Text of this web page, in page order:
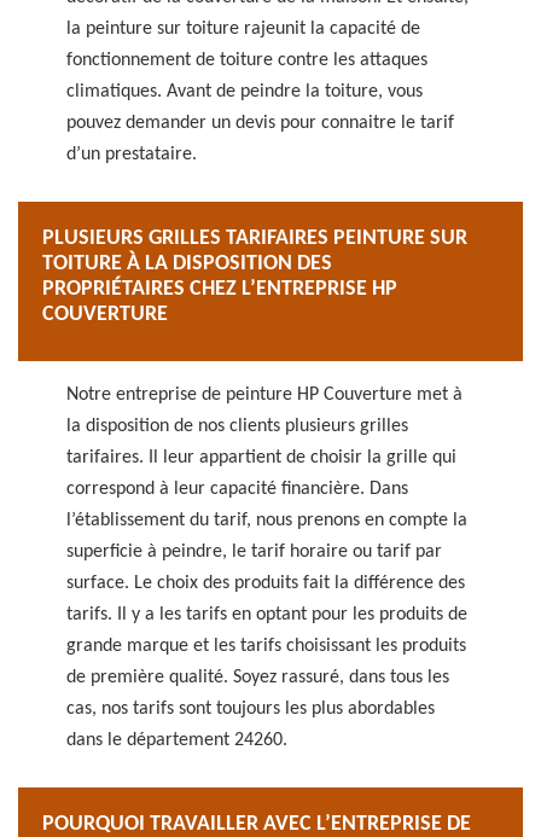
la peinture sur toiture rajeunit la capacité de
fonctionnement de toiture contre les attaques
climatiques. Avant de peindre la toiture, vous
pouvez demander un devis pour connaitre le tarif
d’un prestataire.
PLUSIEURS GRILLES TARIFAIRES PEINTURE SUR
TOITURE À LA DISPOSITION DES
PROPRIÉTAIRES CHEZ L’ENTREPRISE HP
COUVERTURE
Notre entreprise de peinture HP Couverture met à
la disposition de nos clients plusieurs grilles
tarifaires. Il leur appartient de choisir la grille qui
correspond à leur capacité financière. Dans
l’établissement du tarif, nous prenons en compte la
superficie à peindre, le tarif horaire ou tarif par
surface. Le choix des produits fait la différence des
tarifs. Il y a les tarifs en optant pour les produits de
grande marque et les tarifs choisissant les produits
de première qualité. Soyez rassuré, dans tous les
cas, nos tarifs sont toujours les plus abordables
dans le département 24260.
POURQUOI TRAVAILLER AVEC L’ENTREPRISE DE